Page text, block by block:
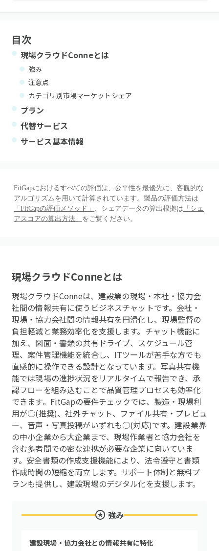
目次
現場クラウドConneとは
強み
注意点
カテゴリ別市場マーケットシェア
プラン
代替サービス
サービス基本情報
FitGapにおけるすべての評価は、公平性を最優先に、客観的な
アルゴリズムを用いて計算されています。製品の評価方法は
「FitGapの評価メソッド」 、シェアデータの算出根拠は 「シェ
アスコアの算出方法」 をご覧ください。
現場クラウドConneとは
現場クラウドConneは、建設業の現場・本社・協力会
社間の情報共有に使うビジネスチャットです。会社・
現場・協力会社間の情報共有を円滑化し、現場監督の
負担軽減と業務効率化を支援します。チャット機能に
加え、図面・書類の共有ドライブ、スケジュール管
理、案件管理機能を統合し、ITツールが苦手な方でも
直感的に操作できる設計となっています。写真共有機
能では現場の進捗状況をリアルタイムで報告でき、承
認フローを組み込むことで品質管理プロセスも効率化
できます。FitGapの要件チェックでは、製造・現場利
用が○(推奨)、社外チャット、ファイル共有・プレビュ
ー、音声・写真投稿がいずれも○(対応)です。建設業界
の中小企業から大企業まで、現場作業者と協力会社を
含む多者間での密な連携が必要な企業に向いていま
す。安全書類の作成支援機能により、法令遵守と書類
作成時間の短縮を両立します。サポート体制と無料プ
ランも提供し、建設現場のデジタル化を支援します。
強み
建設現場・協力会社との情報共有に特化